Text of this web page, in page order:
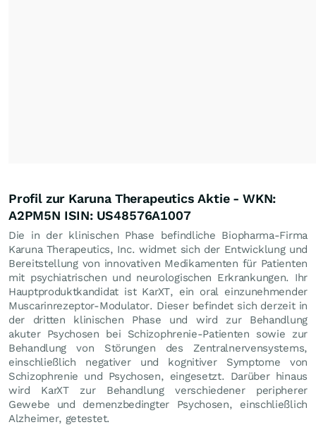
Profil zur Karuna Therapeutics Aktie - WKN:
A2PM5N ISIN: US48576A1007
Die in der klinischen Phase befindliche Biopharma-Firma
Karuna Therapeutics, Inc. widmet sich der Entwicklung und
Bereitstellung von innovativen Medikamenten für Patienten
mit psychiatrischen und neurologischen Erkrankungen. Ihr
Hauptproduktkandidat ist KarXT, ein oral einzunehmender
Muscarinrezeptor-Modulator. Dieser befindet sich derzeit in
der dritten klinischen Phase und wird zur Behandlung
akuter Psychosen bei Schizophrenie-Patienten sowie zur
Behandlung von Störungen des Zentralnervensystems,
einschließlich negativer und kognitiver Symptome von
Schizophrenie und Psychosen, eingesetzt. Darüber hinaus
wird KarXT zur Behandlung verschiedener peripherer
Gewebe und demenzbedingter Psychosen, einschließlich
Alzheimer, getestet.